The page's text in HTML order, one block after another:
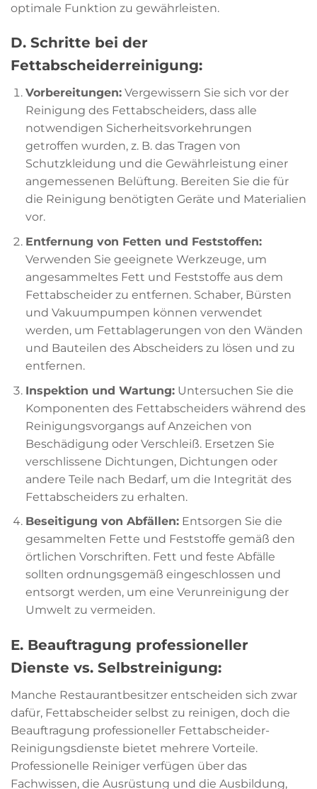
optimale Funktion zu gewährleisten.
D. Schritte bei der
Fettabscheiderreinigung:
Vorbereitungen:Vergewissern Sie sich vor der
Reinigung des Fettabscheiders, dass alle
notwendigen Sicherheitsvorkehrungen
getroffen wurden, z. B. das Tragen von
Schutzkleidung und die Gewährleistung einer
angemessenen Belüftung. Bereiten Sie die für
die Reinigung benötigten Geräte und Materialien
vor.
Entfernung von Fetten und Feststoffen:
Verwenden Sie geeignete Werkzeuge, um
angesammeltes Fett und Feststoffe aus dem
Fettabscheider zu entfernen. Schaber, Bürsten
und Vakuumpumpen können verwendet
werden, um Fettablagerungen von den Wänden
und Bauteilen des Abscheiders zu lösen und zu
entfernen.
Inspektion und Wartung:Untersuchen Sie die
Komponenten des Fettabscheiders während des
Reinigungsvorgangs auf Anzeichen von
Beschädigung oder Verschleiß. Ersetzen Sie
verschlissene Dichtungen, Dichtungen oder
andere Teile nach Bedarf, um die Integrität des
Fettabscheiders zu erhalten.
Beseitigung von Abfällen:Entsorgen Sie die
gesammelten Fette und Feststoffe gemäß den
örtlichen Vorschriften. Fett und feste Abfälle
sollten ordnungsgemäß eingeschlossen und
entsorgt werden, um eine Verunreinigung der
Umwelt zu vermeiden.
E. Beauftragung professioneller
Dienste vs. Selbstreinigung:
Manche Restaurantbesitzer entscheiden sich zwar
dafür, Fettabscheider selbst zu reinigen, doch die
Beauftragung professioneller Fettabscheider-
Reinigungsdienste bietet mehrere Vorteile.
Professionelle Reiniger verfügen über das
Fachwissen, die Ausrüstung und die Ausbildung,